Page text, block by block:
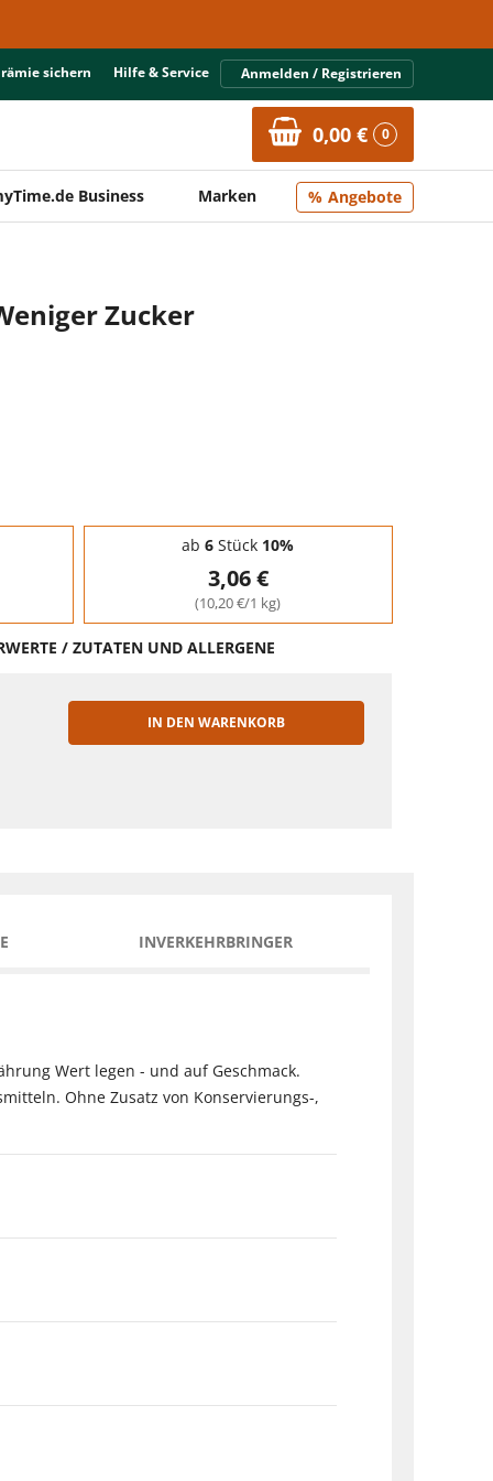
sichern Hilfe & Service Anmelden / Registrieren
0,00 € 0
Business Marken Angebote
Zucker
ab 6 Stück 10%
3,06 €
(10,20 €/1 kg)
/ ZUTATEN UND ALLERGENE
IN DEN WARENKORB
INVERKEHRBRINGER
Wert legen - und auf Geschmack.
Ohne Zusatz von Konservierungs-,